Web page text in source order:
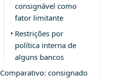
consignável como
fator limitante
Restrições por
política interna de
alguns bancos
Comparativo: consignado